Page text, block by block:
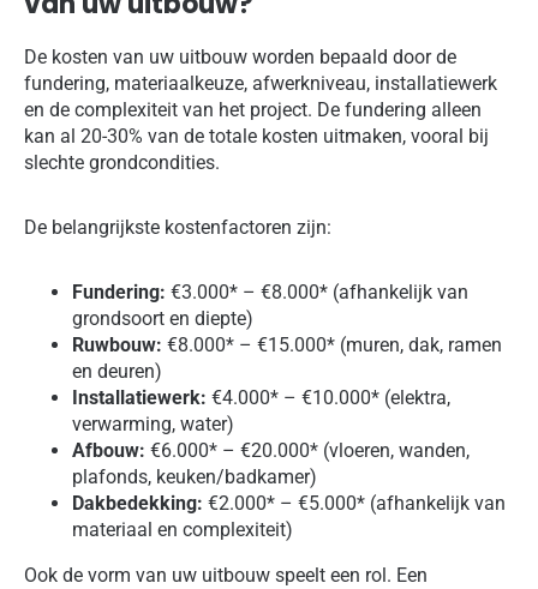
De kosten van uw uitbouw worden bepaald door de
fundering, materiaalkeuze, afwerkniveau, installatiewerk
en de complexiteit van het project. De fundering alleen
kan al 20-30% van de totale kosten uitmaken, vooral bij
slechte grondcondities.
De belangrijkste kostenfactoren zijn:
Fundering: €3.000* – €8.000* (afhankelijk van
grondsoort en diepte)
Ruwbouw: €8.000* – €15.000* (muren, dak, ramen
en deuren)
Installatiewerk: €4.000* – €10.000* (elektra,
verwarming, water)
Afbouw: €6.000* – €20.000* (vloeren, wanden,
plafonds, keuken/badkamer)
Dakbedekking: €2.000* – €5.000* (afhankelijk van
materiaal en complexiteit)
Ook de vorm van uw uitbouw speelt een rol. Een